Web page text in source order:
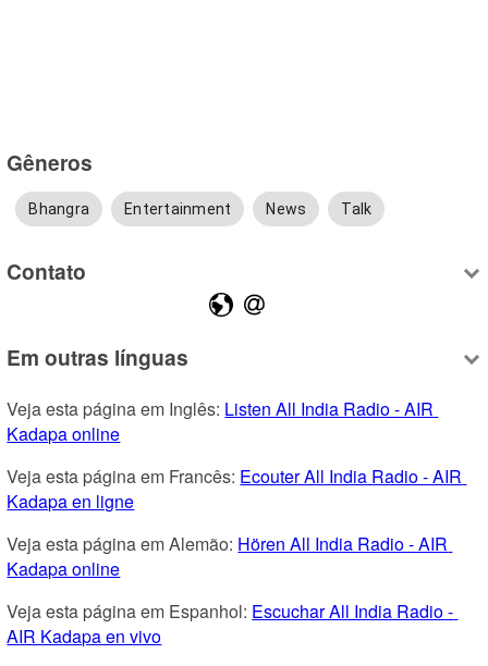
Gêneros
Bhangra Entertainment News Talk
Contato
Em outras línguas
Veja esta página em Inglês: Listen All India Radio - AIR
Kadapa online
Veja esta página em Francês: Ecouter All India Radio - AIR
Kadapa en ligne
Veja esta página em Alemão: Hören All India Radio - AIR
Kadapa online
Veja esta página em Espanhol: Escuchar All India Radio -
AIR Kadapa en vivo